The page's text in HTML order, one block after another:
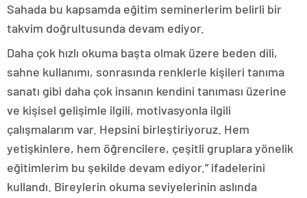
Sahada bu kapsamda eğitim seminerlerim belirli bir
takvim doğrultusunda devam ediyor.
Daha çok hızlı okuma başta olmak üzere beden dili,
sahne kullanımı, sonrasında renklerle kişileri tanıma
sanatı gibi daha çok insanın kendini tanıması üzerine
ve kişisel gelişimle ilgili, motivasyonla ilgili
çalışmalarım var. Hepsini birleştiriyoruz. Hem
yetişkinlere, hem öğrencilere, çeşitli gruplara yönelik
eğitimlerim bu şekilde devam ediyor.” ifadelerini
kullandı. Bireylerin okuma seviyelerinin aslında